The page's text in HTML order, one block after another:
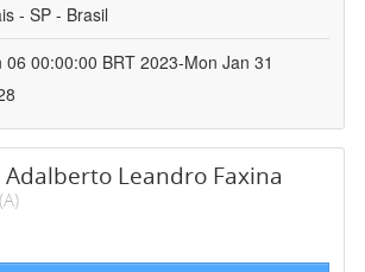
- SP - Brasil
06 00:00:00 BRT 2023-Mon Jan 31
Adalberto Leandro Faxina